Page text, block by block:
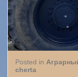
Posted in
cherta